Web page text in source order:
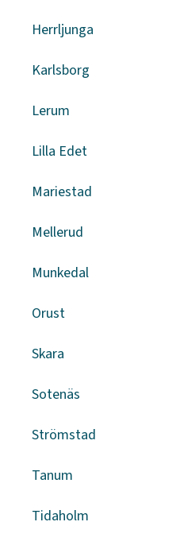
Herrljunga
Karlsborg
Lerum
Lilla Edet
Mariestad
Mellerud
Munkedal
Orust
Skara
Sotenäs
Strömstad
Tanum
Tidaholm